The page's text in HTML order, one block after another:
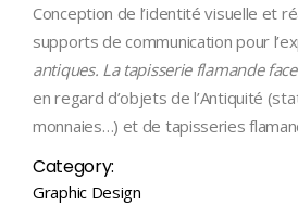
Conception de l’identité visuelle et
supports de communication pour
antiques. La tapisserie flamande
en regard d’objets de l’Antiquité
monnaies…) et de tapisseries
Category:
Graphic Design